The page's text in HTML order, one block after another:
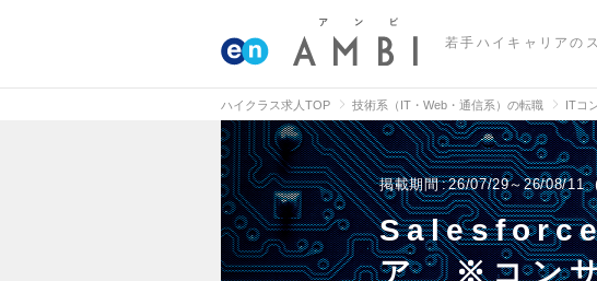
若手ハイキャリアの
ハイクラス求人TOP 技術系（IT・Web・通信系）の転職 ITコ
掲載期間 26/07/29～26/08/11
Salesforce
ア ※コンサ